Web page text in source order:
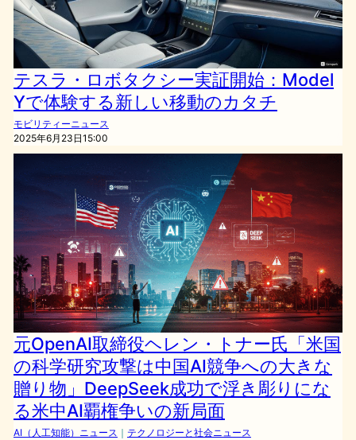
テスラ・ロボタクシー実証開始：Model
Yで体験する新しい移動のカタチ
モビリティーニュース
2025年6月23日15:00
元OpenAI取締役ヘレン・トナー氏「米国
の科学研究攻撃は中国AI競争への大きな
贈り物」DeepSeek成功で浮き彫りにな
る米中AI覇権争いの新局面
AI（人工知能）ニュース ｜ テクノロジーと社会ニュース